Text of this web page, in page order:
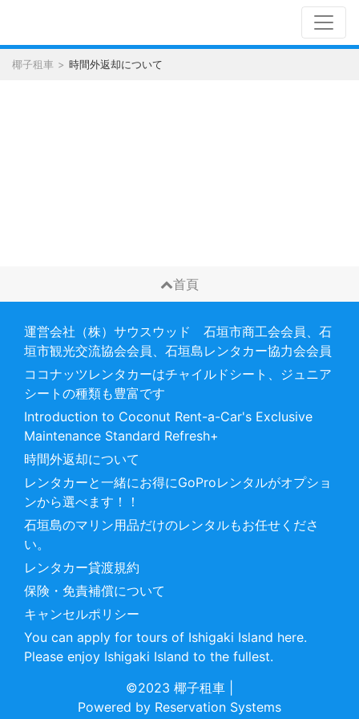
椰子租車 時間外返却について
首頁
運営会社（株）サウスウッド 石垣市商工会会員、石
垣市観光交流協会会員、石垣島レンタカー協力会会員
ココナッツレンタカーはチャイルドシート、ジュニア
シートの種類も豊富です
Introduction to Coconut Rent-a-Car's Exclusive
Maintenance Standard Refresh+
時間外返却について
レンタカーと一緒にお得にGoProレンタルがオプショ
ンから選べます！！
石垣島のマリン用品だけのレンタルもお任せくださ
い。
レンタカー貸渡規約
保険・免責補償について
キャンセルポリシー
You can apply for tours of Ishigaki Island here.
Please enjoy Ishigaki Island to the fullest.
©2023 椰子租車
Powered by Reservation Systems